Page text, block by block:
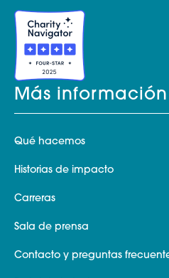
Más información
Qué hacemos
Historias de impacto
Carreras
Sala de prensa
Contacto y preguntas